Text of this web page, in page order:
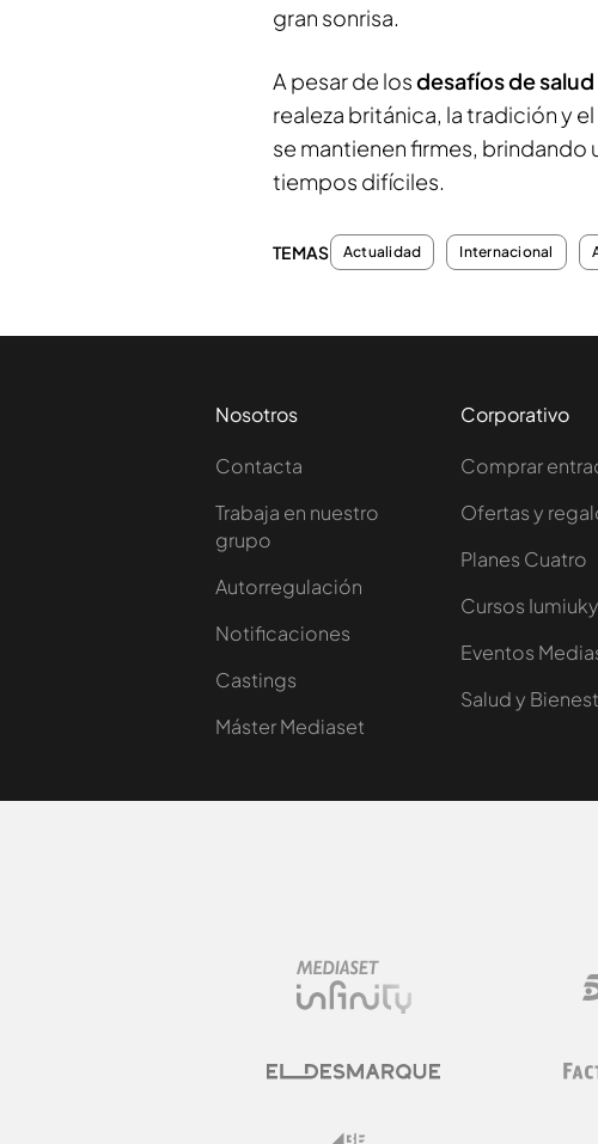
gran sonrisa.
A pesar de losdesafíos de salud
realeza británica, la tradición y
se mantienen firmes, brindando
tiempos difíciles.
TEMAS Actualidad Internacional
Nosotros
Contacta
Trabaja en nuestro
grupo
Autorregulación
Notificaciones
Castings
Máster Mediaset
Corporativo
Comprar
Ofertas y
Planes Cuatro
Cursos Iumiuky
Eventos
Salud y